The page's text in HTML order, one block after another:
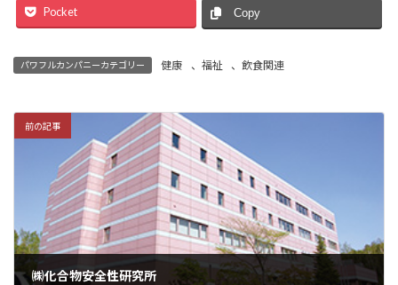
Pocket Copy
パワフルカンパニーカテゴリー 健康 、 福祉 、飲食関連
前の記事
㈱化合物安全性研究所